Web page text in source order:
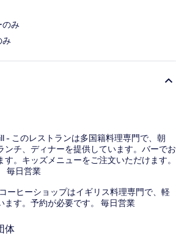
のみ
み
- このレストランは多国籍料理専門で、朝
ンチ、ディナーを提供しています。バーでお
す。キッズメニューをご注文いただけます。
毎日営業
ーヒーショップはイギリス料理専門で、軽
ます。予約が必要です。 毎日営業
体